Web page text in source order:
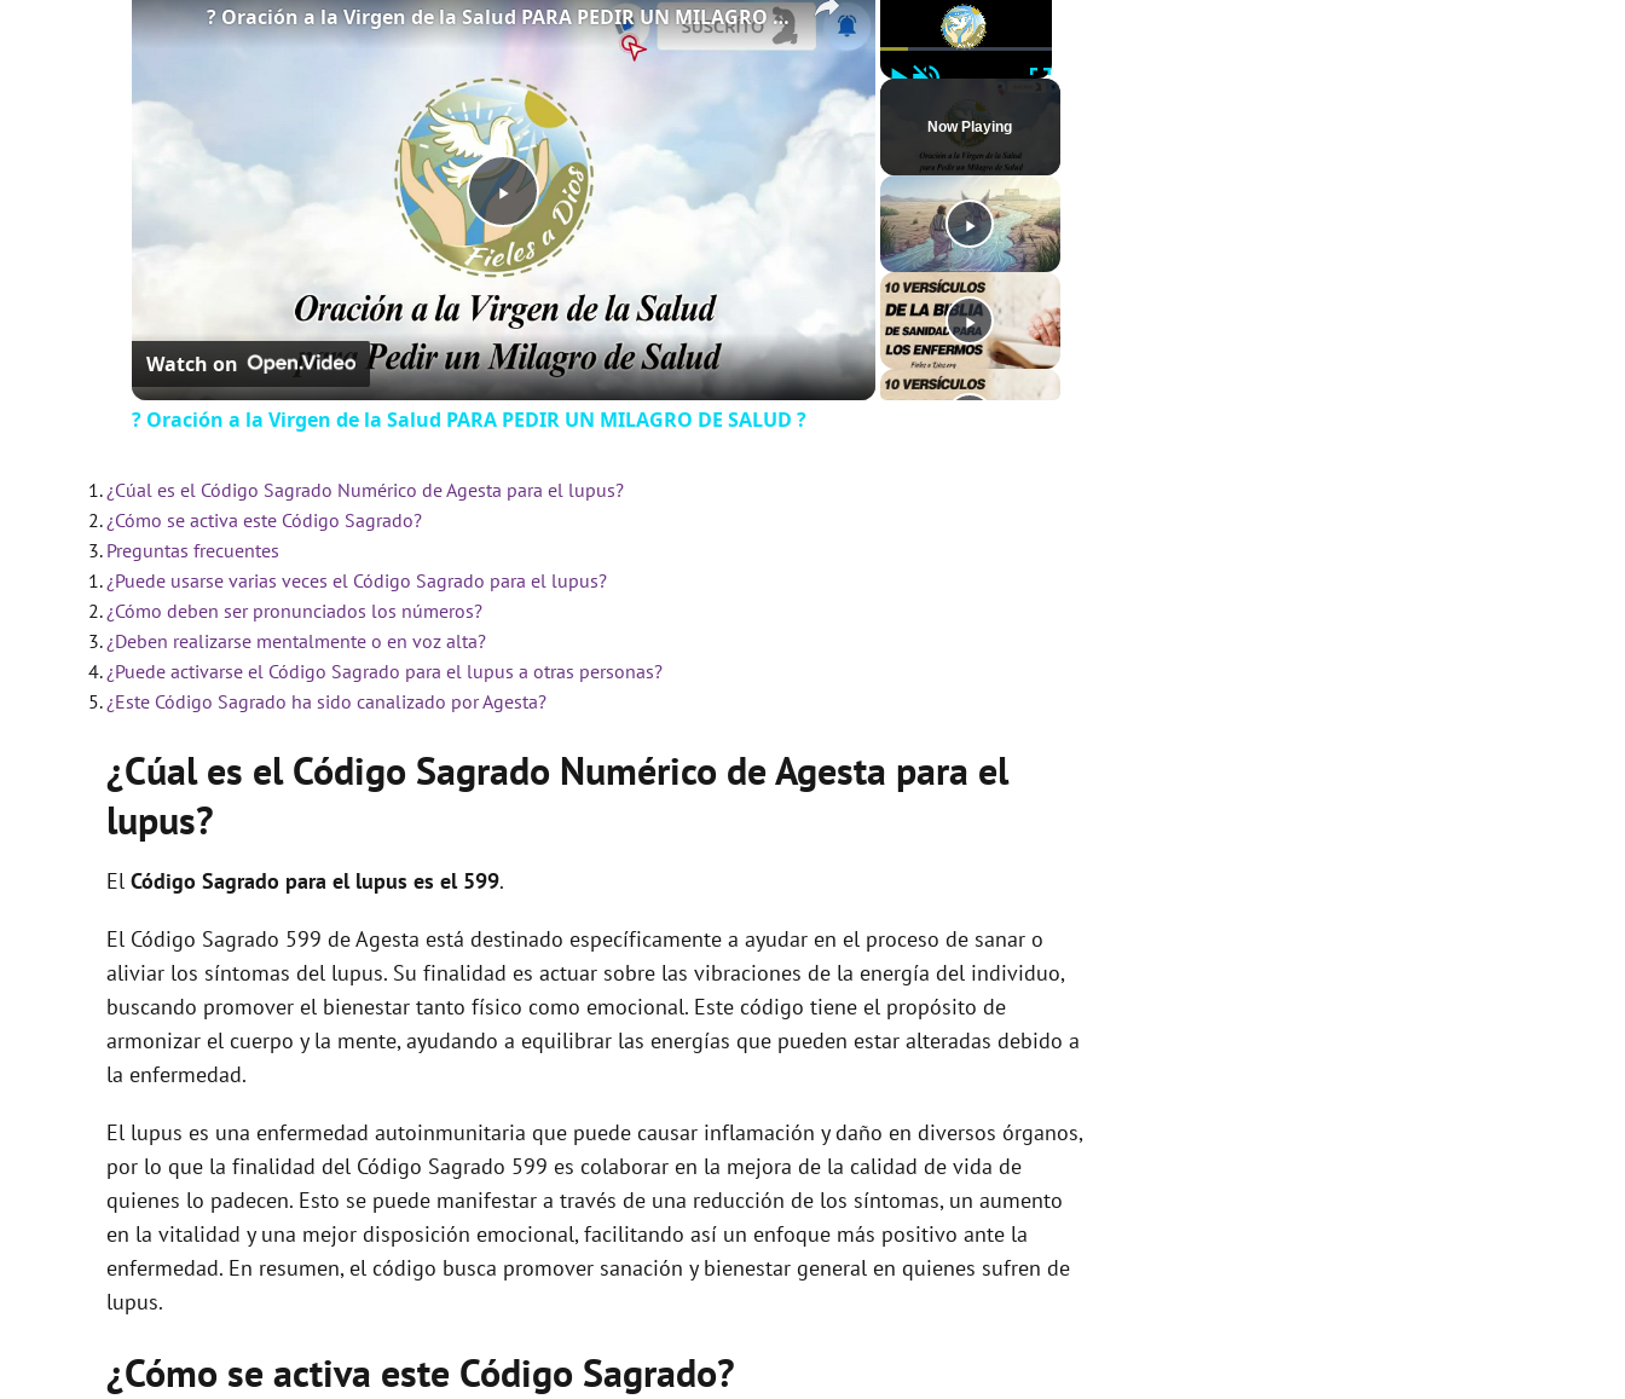
Fullscreen
Now Playing
P
l
a
i
d
? Oración a la Virgen de la Salud PARA PEDIR UN MILAGRO DE SALUD ?‍️
Watch on
? Oración a la Virgen de la Salud PARA PEDIR UN MILAGRO DE SALUD ?‍️
¿Cúal es el Código Sagrado Numérico de Agesta para el lupus?
¿Cómo se activa este Código Sagrado?
Preguntas frecuentes
¿Puede usarse varias veces el Código Sagrado para el lupus?
¿Cómo deben ser pronunciados los números?
¿Deben realizarse mentalmente o en voz alta?
¿Puede activarse el Código Sagrado para el lupus a otras personas?
¿Este Código Sagrado ha sido canalizado por Agesta?
¿Cúal es el Código Sagrado Numérico de Agesta para el
lupus?
El Código Sagrado para el lupus es el 599.
El Código Sagrado 599 de Agesta está destinado específicamente a ayudar en el proceso de sanar o
aliviar los síntomas del lupus. Su finalidad es actuar sobre las vibraciones de la energía del individuo,
buscando promover el bienestar tanto físico como emocional. Este código tiene el propósito de
armonizar el cuerpo y la mente, ayudando a equilibrar las energías que pueden estar alteradas debido a
la enfermedad.
El lupus es una enfermedad autoinmunitaria que puede causar inflamación y daño en diversos órganos,
por lo que la finalidad del Código Sagrado 599 es colaborar en la mejora de la calidad de vida de
quienes lo padecen. Esto se puede manifestar a través de una reducción de los síntomas, un aumento
en la vitalidad y una mejor disposición emocional, facilitando así un enfoque más positivo ante la
enfermedad. En resumen, el código busca promover sanación y bienestar general en quienes sufren de
lupus.
¿Cómo se activa este Código Sagrado?